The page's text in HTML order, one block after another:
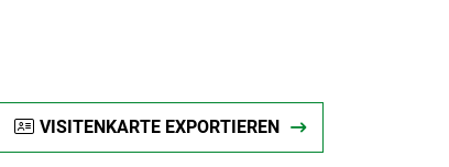
VISITENKARTE EXPORTIEREN